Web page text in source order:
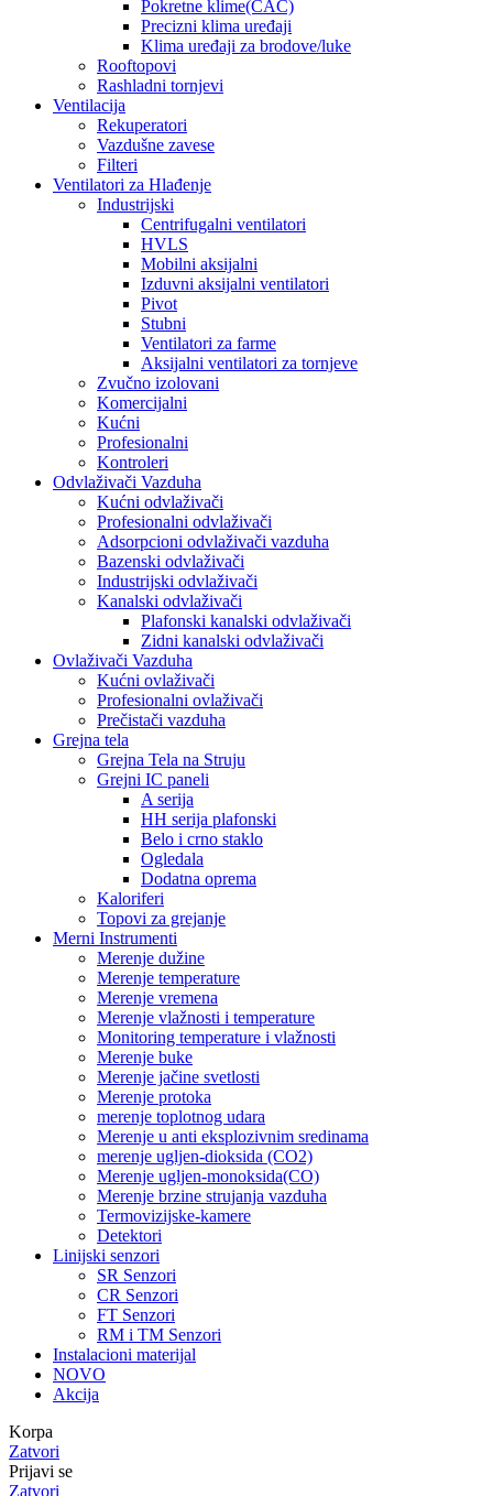
Pokretne klime(CAC)
Precizni klima uređaji
Klima uređaji za brodove/luke
Rooftopovi
Rashladni tornjevi
Ventilacija
Rekuperatori
Vazdušne zavese
Filteri
Ventilatori za Hlađenje
Industrijski
Centrifugalni ventilatori
HVLS
Mobilni aksijalni
Izduvni aksijalni ventilatori
Pivot
Stubni
Ventilatori za farme
Aksijalni ventilatori za tornjeve
Zvučno izolovani
Komercijalni
Kućni
Profesionalni
Kontroleri
Odvlaživači Vazduha
Kućni odvlaživači
Profesionalni odvlaživači
Adsorpcioni odvlaživači vazduha
Bazenski odvlaživači
Industrijski odvlaživači
Kanalski odvlaživači
Plafonski kanalski odvlaživači
Zidni kanalski odvlaživači
Ovlaživači Vazduha
Kućni ovlaživači
Profesionalni ovlaživači
Prečistači vazduha
Grejna tela
Grejna Tela na Struju
Grejni IC paneli
A serija
HH serija plafonski
Belo i crno staklo
Ogledala
Dodatna oprema
Kaloriferi
Topovi za grejanje
Merni Instrumenti
Merenje dužine
Merenje temperature
Merenje vremena
Merenje vlažnosti i temperature
Monitoring temperature i vlažnosti
Merenje buke
Merenje jačine svetlosti
Merenje protoka
merenje toplotnog udara
Merenje u anti eksplozivnim sredinama
merenje ugljen-dioksida (CO2)
Merenje ugljen-monoksida(CO)
Merenje brzine strujanja vazduha
Termovizijske-kamere
Detektori
Linijski senzori
SR Senzori
CR Senzori
FT Senzori
RM i TM Senzori
Instalacioni materijal
NOVO
Akcija
Korpa
Zatvori
Prijavi se
Zatvori